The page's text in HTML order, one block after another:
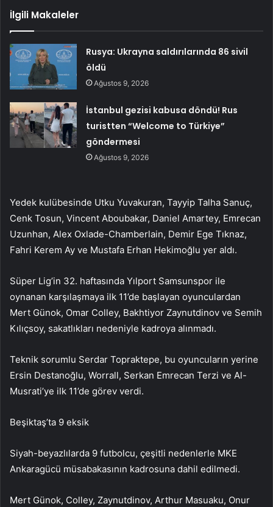
İlgili Makaleler
Rusya: Ukrayna saldırılarında 86 sivil
öldü
Ağustos 9, 2026
İstanbul gezisi kabusa döndü! Rus
turistten “Welcome to Türkiye”
göndermesi
Ağustos 9, 2026
Yedek kulübesinde Utku Yuvakuran, Tayyip Talha Sanuç,
Cenk Tosun, Vincent Aboubakar, Daniel Amartey, Emrecan
Uzunhan, Alex Oxlade-Chamberlain, Demir Ege Tıknaz,
Fahri Kerem Ay ve Mustafa Erhan Hekimoğlu yer aldı.
Süper Lig’in 32. haftasında Yılport Samsunspor ile
oynanan karşılaşmaya ilk 11’de başlayan oyunculardan
Mert Günok, Omar Colley, Bakhtiyor Zaynutdinov ve Semih
Kılıçsoy, sakatlıkları nedeniyle kadroya alınmadı.
Teknik sorumlu Serdar Topraktepe, bu oyuncuların yerine
Ersin Destanoğlu, Worrall, Serkan Emrecan Terzi ve Al-
Musrati’ye ilk 11’de görev verdi.
Beşiktaş’ta 9 eksik
Siyah-beyazlılarda 9 futbolcu, çeşitli nedenlerle MKE
Ankaragücü müsabakasının kadrosuna dahil edilmedi.
Mert Günok, Colley, Zaynutdinov, Arthur Masuaku, Onur